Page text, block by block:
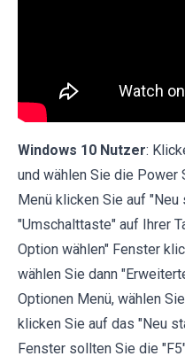
Windows 10 Nutzer:
und wählen Sie die
Menü klicken Sie auf
"Umschalttaste" auf Ihrer
Option wählen" Fenster
wählen Sie dann
Optionen Menü, wählen
klicken Sie auf das "Neu
Fenster sollten Sie die